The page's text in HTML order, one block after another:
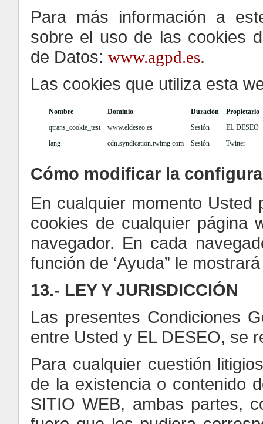
Para más información a
sobre el uso de las cookies
de Datos: www.agpd.es.
Las cookies que utiliza esta
Nombre Dominio Duración
Propietario
qtrans_cookie_test
www.eldeseo.es Sesión
EL DESEO
lang
cdn.syndication.twimg.com Sesión Twitter
Cómo modificar la
En cualquier momento
cookies de cualquier página
navegador. En cada
función de ‘Ayuda” le
13.- LEY Y JURISDICCIÓN
Las presentes Condiciones
entre Usted y EL DESEO, se
Para cualquier cuestión
de la existencia o contenido
SITIO WEB, ambas partes,